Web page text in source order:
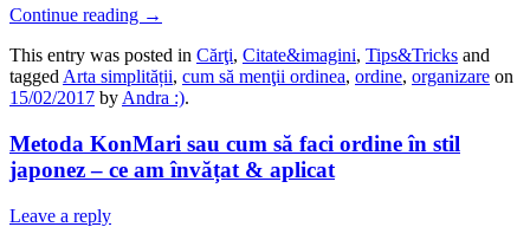
Continue reading →
This entry was posted in Cărţi, Citate&imagini, Tips&Tricks and
taggedArta simplității, cum să menţii ordinea, ordine, organizare on
15/02/2017 byAndra :).
Metoda KonMari sau cum să faci ordine în stil
japonez – ce am învățat & aplicat
Leave a reply